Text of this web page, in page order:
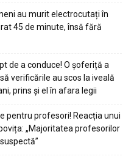
au murit electrocutați în
45 de minute, însă fără
de a conduce! O șoferiță a
verificările au scos la iveală
prins și el în afara legii
pentru profesori! Reacția unui
„Majoritatea profesorilor